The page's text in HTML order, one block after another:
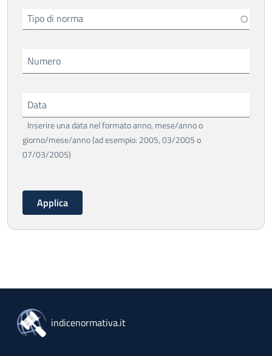
Tipo di norma
Numero
Data
Inserire una data nel formato anno, mese/anno o
giorno/mese/anno (ad esempio: 2005, 03/2005 o
07/03/2005)
indicenormativa.it